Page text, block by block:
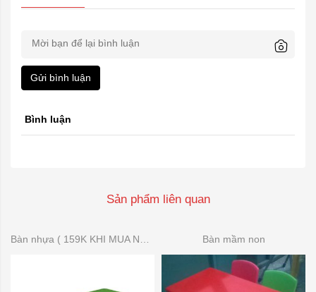
Gửi bình luận
Bình luận
Sản phẩm liên quan
Bàn mầm non